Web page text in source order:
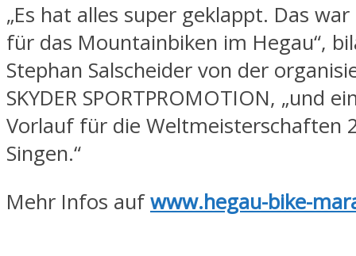
„Es hat alles super geklappt. Das
für das Mountainbiken im Hegau“,
Stephan Salscheider von der
SKYDER SPORTPROMOTION, „und
Vorlauf für die Weltmeisterschaften
Singen.“
Mehr Infos aufwww.hegau-bike-